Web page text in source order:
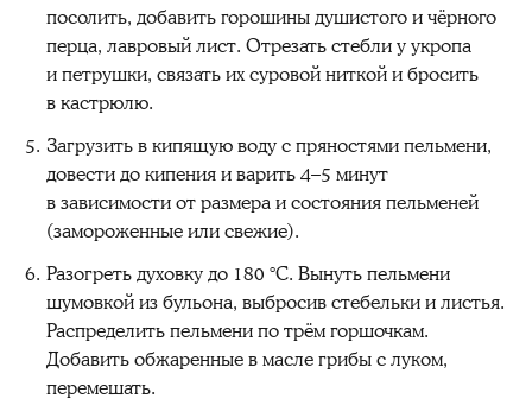
посолить, добавить горошины душистого и чёрного
перца, лавровый лист. Отрезать стебли у укропа
и петрушки, связать их суровой ниткой и бросить
в кастрюлю.
Загрузить в кипящую воду с пряностями пельмени,
довести до кипения и варить 4–5 минут
в зависимости от размера и состояния пельменей
(замороженные или свежие).
Разогреть духовку до 180 °C. Вынуть пельмени
шумовкой из бульона, выбросив стебельки и листья.
Распределить пельмени по трём горшочкам.
Добавить обжаренные в масле грибы с луком,
перемешать.